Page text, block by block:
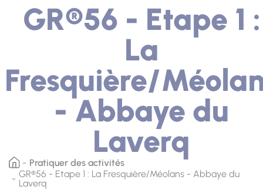
GR®56 - Etape 1 :
La
Fresquière/
- Abbaye du
Laverq
Pratiquer des activités
GR®56 - Etape 1 : La Fresquière/Méolans - Abbaye du
Laverq